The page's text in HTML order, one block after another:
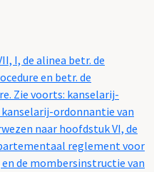
I, de alinea betr. de
en betr. de
Zie voorts: kanselarij-
ordonnantie van
naar hoofdstuk VI, de
reglement voor
de mombersinstructie van